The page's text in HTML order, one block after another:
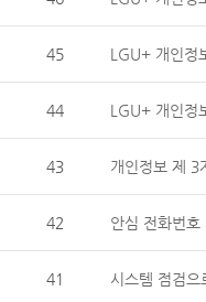
45 LGU+ 개인정
44 LGU+
43 개인정보 제 3
42 안심 전화번
41 시스템 점검으